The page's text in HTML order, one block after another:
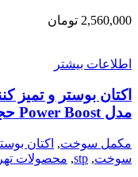
2,560,000 تومان
اطلاعات بیشتر
اکتان بوستر و
مدل Power Boost حجم 200 میلی لیتر بسته 6 عددی
مکمل سوخت, اکتان
سوخت,
stp
, محصولات